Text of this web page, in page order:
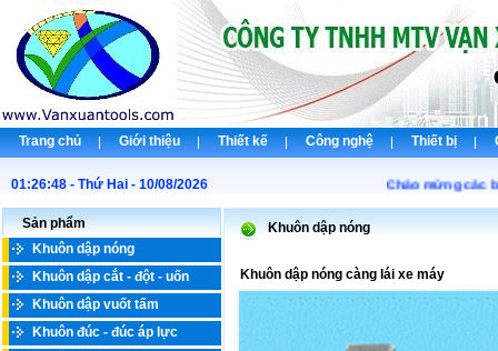
Trang chủ Giới thiệu Thiết kế Công nghệ Thiết bị
01:26:48 - Thứ Hai - 10/08/2026 Chào mừng các bạn
Sản phẩm
Khuôn dập nóng
Khuôn dập cắt - đột - uốn
Khuôn dập vuốt tấm
Khuôn đúc - đúc áp lực
Khuôn dập nóng
Khuôn dập nóng càng lái xe máy